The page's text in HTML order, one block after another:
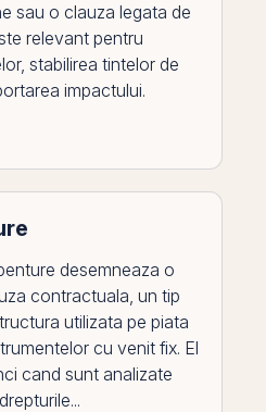
sau o clauza legata de
relevant pentru
stabilirea tintelor de
impactului.
desemneaza o
contractuala, un tip
utilizata pe piata
cu venit fix. El
cand sunt analizate